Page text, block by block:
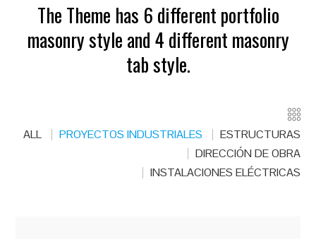
The Theme has 6 different portfolio
masonry style and 4 different masonry
tab style.
ALL PROYECTOS INDUSTRIALES
ESTRUCTURAS
DIRECCIÓN DE OBRA
INSTALACIONES ELÉCTRICAS